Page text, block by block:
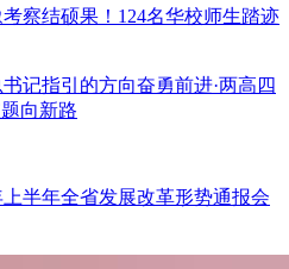
察结硕果！124名华校师生踏迹
记指引的方向奋勇前进·两高四
向新路
半年全省发展改革形势通报会